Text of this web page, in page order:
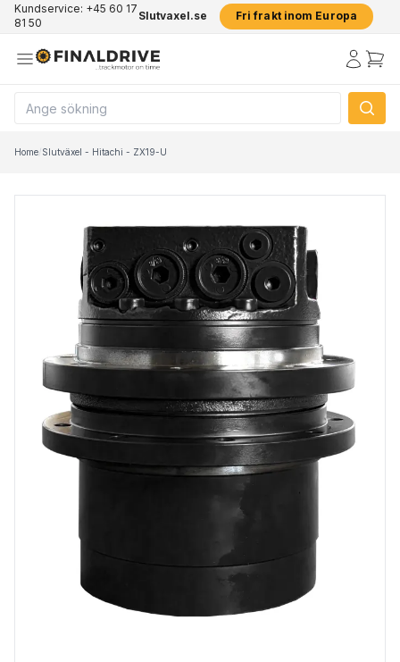
Kundservice: +45 60 17
81 50
Slutvaxel.se Fri frakt inom Europa
Home/Slutväxel - Hitachi - ZX19-U